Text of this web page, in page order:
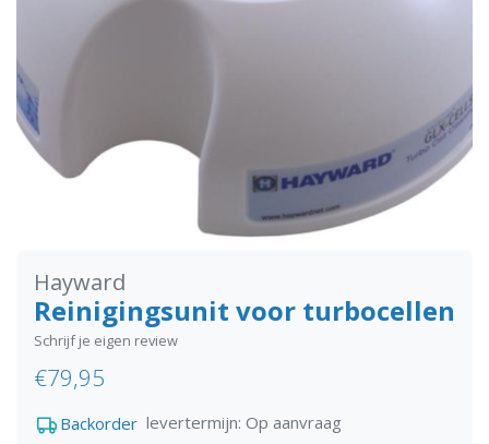
Hayward
Reinigingsunit voor turbocellen
Schrijf je eigen review
€79,95
Backorder levertermijn: Op aanvraag